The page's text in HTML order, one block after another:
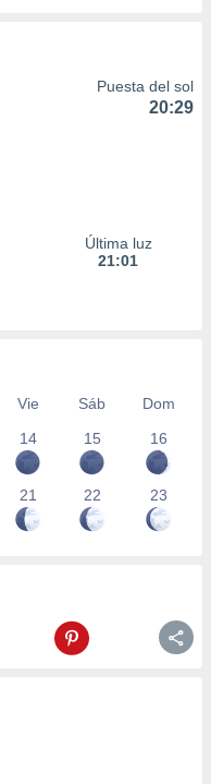
Puesta del sol
20:29
Última luz
21:01
Vie Sáb
Dom
14 15 16
21 22 23